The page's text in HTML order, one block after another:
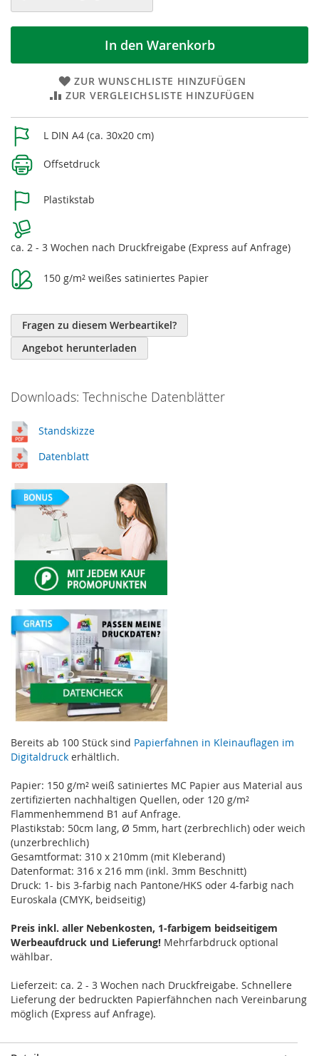
In den Warenkorb
ZUR WUNSCHLISTE HINZUFÜGEN
ZUR VERGLEICHSLISTE HINZUFÜGEN
Weitere
Informationen
L DIN A4 (ca. 30x20 cm)
Offsetdruck
Plastikstab
ca. 2 - 3 Wochen nach Druckfreigabe (Express auf Anfrage)
150 g/m² weißes satiniertes Papier
Fragen zu diesem Werbeartikel?
Angebot herunterladen
Downloads: Technische Datenblätter
Standskizze
Datenblatt
Bereits ab 100 Stück sind Papierfahnen in Kleinauflagen im
Digitaldruck erhältlich.
Papier: 150 g/m² weiß satiniertes MC Papier aus Material aus
zertifizierten nachhaltigen Quellen, oder 120 g/m²
Flammenhemmend B1 auf Anfrage.
Plastikstab: 50cm lang, Ø 5mm, hart (zerbrechlich) oder weich
(unzerbrechlich)
Gesamtformat: 310 x 210mm (mit Kleberand)
Datenformat: 316 x 216 mm (inkl. 3mm Beschnitt)
Druck: 1- bis 3-farbig nach Pantone/HKS oder 4-farbig nach
Euroskala (CMYK, beidseitig)
Preis inkl. aller Nebenkosten, 1-farbigem beidseitigem
Werbeaufdruck und Lieferung! Mehrfarbdruck optional
wählbar.
Lieferzeit: ca. 2 - 3 Wochen nach Druckfreigabe. Schnellere
Lieferung der bedruckten Papierfähnchen nach Vereinbarung
möglich (Express auf Anfrage).